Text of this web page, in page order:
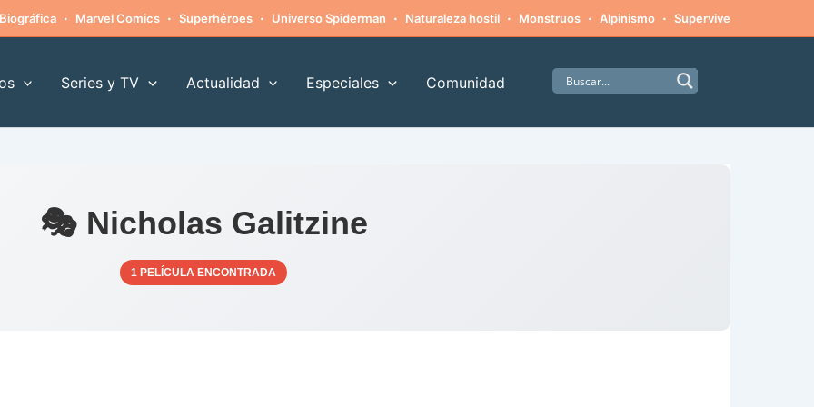
Biográfica · Marvel Comics · Superhéroes · Universo Spiderman · Naturaleza hostil · Monstruos · Alpinismo · Supervivencia
Series y TV Actualidad Especiales Comunidad
🎭 Nicholas Galitzine
1 PELÍCULA ENCONTRADA